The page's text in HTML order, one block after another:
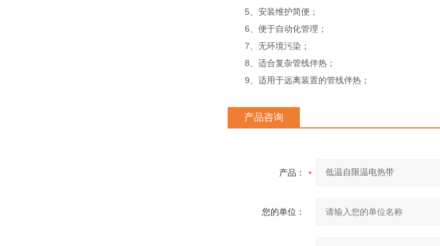
5、安装维护简便；
6、便于自动化管理；
7、无环境污染；
8、适合复杂管线伴热；
9、适用于远离装置的管线伴热；
产品咨询
产品：
您的单位：